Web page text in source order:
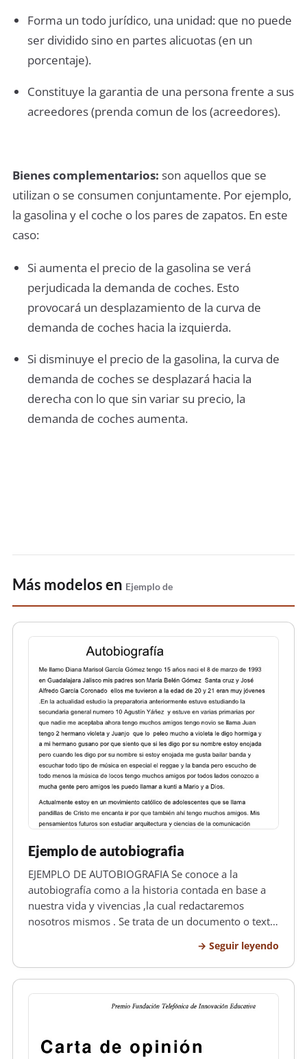
Forma un todo jurídico, una unidad: que no puede
ser dividido sino en partes alicuotas (en un
porcentaje).
Constituye la garantia de una persona frente a sus
acreedores (prenda comun de los (acreedores).
Bienes complementarios: son aquellos que se
utilizan o se consumen conjuntamente. Por ejemplo,
la gasolina y el coche o los pares de zapatos. En este
caso:
Si aumenta el precio de la gasolina se verá
perjudicada la demanda de coches. Esto
provocará un desplazamiento de la curva de
demanda de coches hacia la izquierda.
Si disminuye el precio de la gasolina, la curva de
demanda de coches se desplazará hacia la
derecha con lo que sin variar su precio, la
demanda de coches aumenta.
Más modelos en Ejemplo de
Ejemplo de autobiografia
EJEMPLO DE AUTOBIOGRAFIA Se conoce a la
autobiografía como a la historia contada en base a
nuestra vida y vivencias ,la cual redactaremos
nosotros mismos . Se trata de un documento o texto
las metas que hemos alcanzado así como de todos
los fracasos obtenidos en nuest…
Seguir leyendo